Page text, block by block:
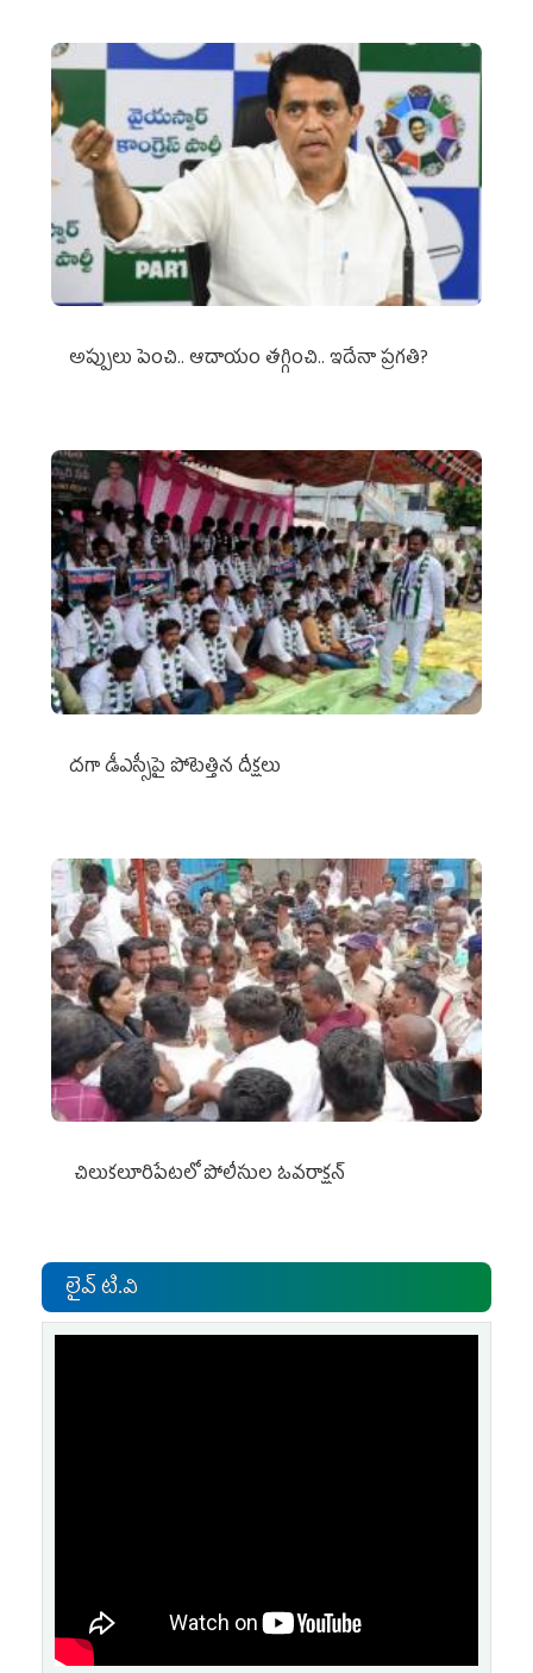
అప్పులు పెంచి.. ఆదాయం తగ్గించి.. ఇదేనా ప్రగతి?
దగా డీఎస్సీపై పోటెత్తిన దీక్షలు
చిలుక‌లూరిపేట‌లో పోలీసుల ఓవ‌రాక్ష‌న్‌
లైవ్ టి.వి